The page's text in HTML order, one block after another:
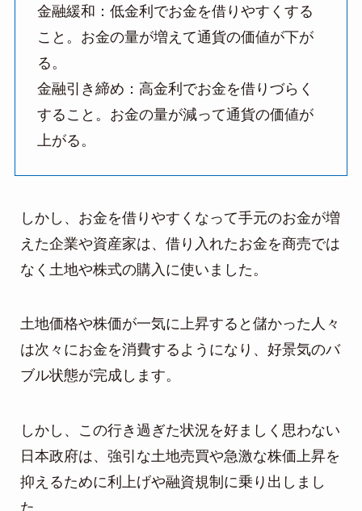
金融緩和：低金利でお金を借りやすくする
こと。お金の量が増えて通貨の価値が下が
る。
金融引き締め：高金利でお金を借りづらく
すること。お金の量が減って通貨の価値が
上がる。
しかし、お金を借りやすくなって手元のお金が増
えた企業や資産家は、借り入れたお金を商売では
なく土地や株式の購入に使いました。
土地価格や株価が一気に上昇すると儲かった人々
は次々にお金を消費するようになり、好景気のバ
ブル状態が完成します。
しかし、この行き過ぎた状況を好ましく思わない
日本政府は、強引な土地売買や急激な株価上昇を
抑えるために利上げや融資規制に乗り出しまし